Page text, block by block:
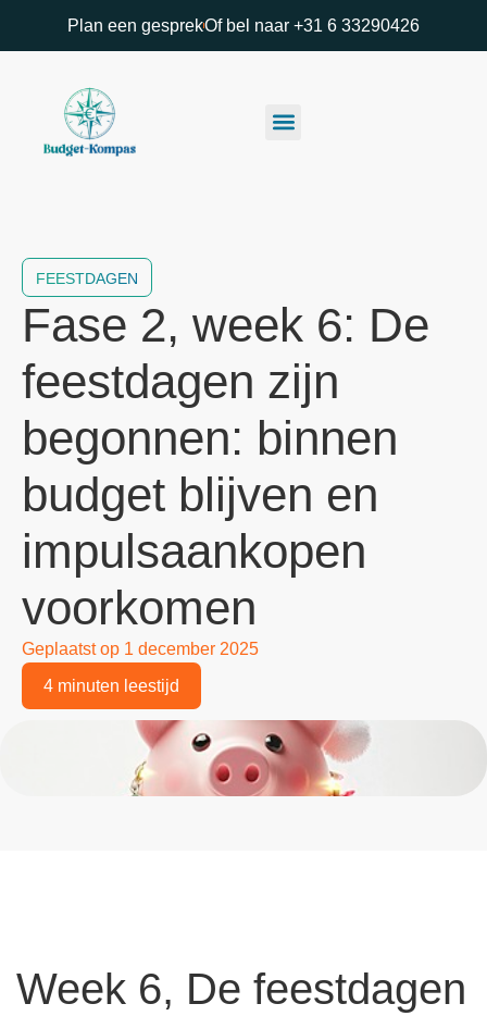
Plan een gesprekOf bel naar +31 6 33290426
FEESTDAGEN
Fase 2, week 6: De
feestdagen zijn
begonnen: binnen
budget blijven en
impulsaankopen
voorkomen
Geplaatst op 1 december 2025
4 minuten leestijd
Week 6, De feestdagen